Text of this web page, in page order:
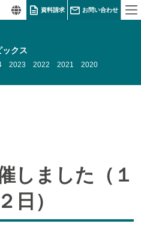
資料請求 お問い合わせ
ックス
2023 2022 2021 2020
しました（１
日）